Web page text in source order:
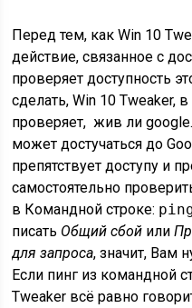
Перед тем, как Win 10
действие, связанное с
проверяет доступность
сделать, Win 10 Tweaker,
проверяет, жив ли
может достучаться до
препятствует доступу и
самостоятельно
в Командной строке:
писать Общий сбой или
для запроса, значит, Вам
Если пинг из командной
Tweaker всё равно